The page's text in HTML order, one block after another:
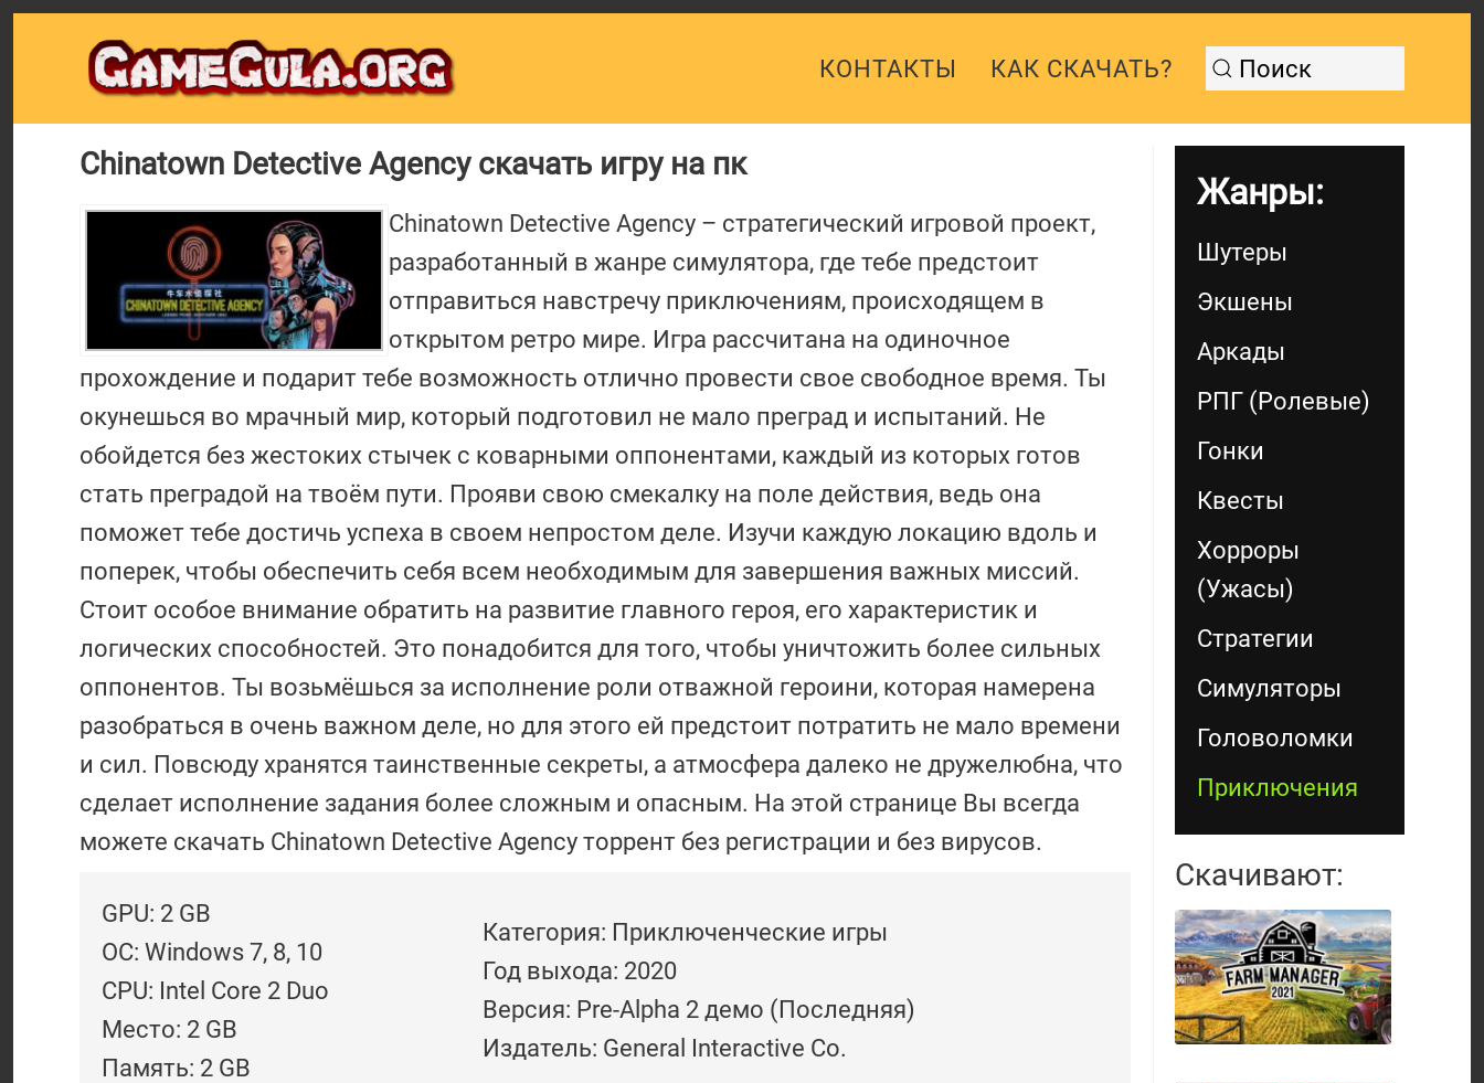
КОНТАКТЫ КАК СКАЧАТЬ?
Chinatown Detective Agency скачать игру на пк
Chinatown Detective Agency – стратегический игровой проект,
разработанный в жанре симулятора, где тебе предстоит
отправиться навстречу приключениям, происходящем в
открытом ретро мире. Игра рассчитана на одиночное
прохождение и подарит тебе возможность отлично провести свое свободное время. Ты
окунешься во мрачный мир, который подготовил не мало преград и испытаний. Не
обойдется без жестоких стычек с коварными оппонентами, каждый из которых готов
стать преградой на твоём пути. Прояви свою смекалку на поле действия, ведь она
поможет тебе достичь успеха в своем непростом деле. Изучи каждую локацию вдоль и
поперек, чтобы обеспечить себя всем необходимым для завершения важных миссий.
Стоит особое внимание обратить на развитие главного героя, его характеристик и
логических способностей. Это понадобится для того, чтобы уничтожить более сильных
оппонентов. Ты возьмёшься за исполнение роли отважной героини, которая намерена
разобраться в очень важном деле, но для этого ей предстоит потратить не мало времени
и сил. Повсюду хранятся таинственные секреты, а атмосфера далеко не дружелюбна, что
сделает исполнение задания более сложным и опасным. На этой странице Вы всегда
можете скачать Chinatown Detective Agency торрент без регистрации и без вирусов.
GPU: 2 GB
ОС: Windows 7, 8, 10
CPU: Intel Core 2 Duo
Место: 2 GB
Память: 2 GB
Категория: Приключенческие игры
Год выхода: 2020
Версия: Pre-Alpha 2 демо (Последняя)
Издатель: General Interactive Co.
Жанры:
Шутеры
Экшены
Аркады
РПГ (Ролевые)
Гонки
Квесты
Хорроры
(Ужасы)
Стратегии
Симуляторы
Головоломки
Приключения
Скачивают: